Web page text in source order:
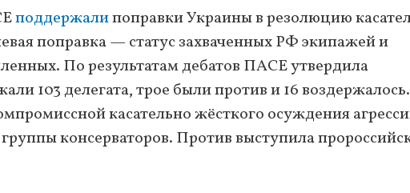
поддержалипоправки Украины в резолюцию
поправка — статус захваченных РФ экипажей и
По результатам дебатов ПАСЕ утвердила
103 делегата, трое были против и 16 воздержалось.
касательно жёсткого осуждения
консерваторов. Против выступила